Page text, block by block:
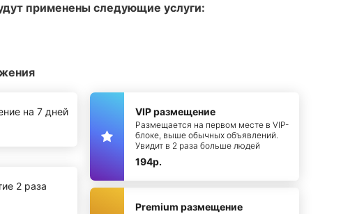
применены следующие услуги:
на 7 дней
2 раза
VIP размещение
Размещается на первом месте в VIP-
блоке, выше обычных объявлений.
Увидит в 2 раза больше людей
194р.
Premium размещение